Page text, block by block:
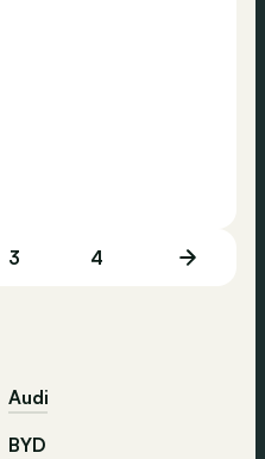
3 4
Audi
BYD